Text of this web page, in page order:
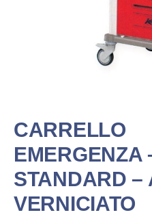
CARRELLO
EMERGENZA
STANDARD –
VERNICIATO